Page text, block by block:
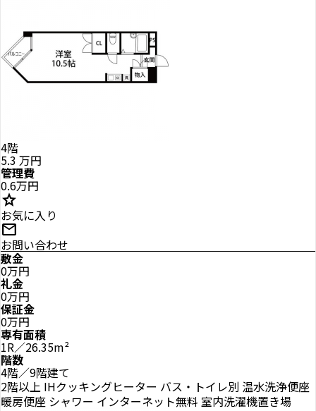
4階
5.3 万円
管理費
0.6万円
star
お気に入り
mail
お問い合わせ
敷金
0万円
礼金
0万円
保証金
0万円
専有面積
1R／26.35m²
階数
4階／9階建て
2階以上 IHクッキングヒーター バス・トイレ別 温水洗浄便座
暖房便座 シャワー インターネット無料 室内洗濯機置き場